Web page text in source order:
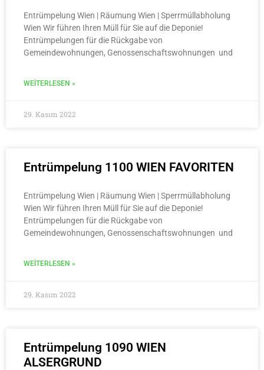
Entrümpelung Wien | Räumung Wien | Sperrmüllabholung
Wien Wir führen Ihren Müll für Sie auf die Deponie!
Entrümpelungen für die Rückgabe von
Gemeindewohnungen, Genossenschaftswohnungen und
WEITERLESEN »
29. Kasım 2022
Entrümpelung 1100 WIEN FAVORITEN
Entrümpelung Wien | Räumung Wien | Sperrmüllabholung
Wien Wir führen Ihren Müll für Sie auf die Deponie!
Entrümpelungen für die Rückgabe von
Gemeindewohnungen, Genossenschaftswohnungen und
WEITERLESEN »
29. Kasım 2022
Entrümpelung 1090 WIEN
ALSERGRUND